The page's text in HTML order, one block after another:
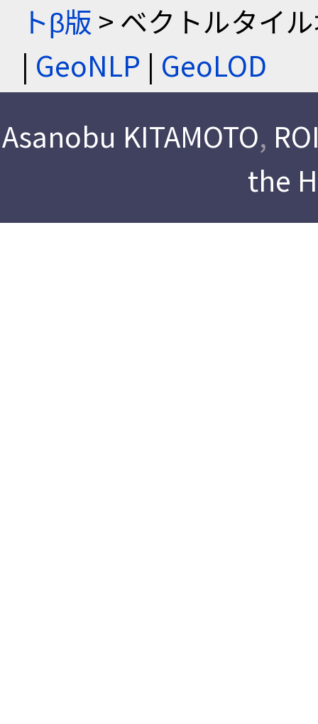
トβ版 > ベクトルタイ
| GeoNLP | GeoLOD
Asanobu KITAMOTO,
the